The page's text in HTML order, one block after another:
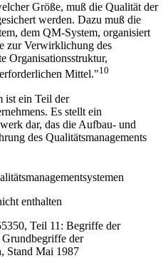
Größe, muß die Qualität der
werden. Dazu muß die
dem QM-System, organisiert
zur Verwirklichung des
Organisationsstruktur,
Mittel."10
ist ein Teil der
Es stellt ein
dar, das die Aufbau- und
des Qualitätsmanagements
enthalten
Teil 11: Begriffe der
der
Stand Mai 1987